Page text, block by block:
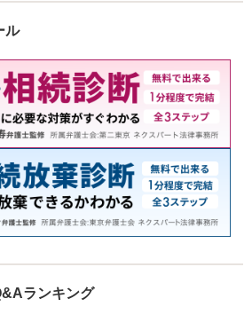
ル
ランキング